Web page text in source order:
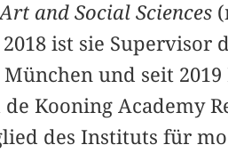
and Social Sciences
ist sie Supervisor
und seit
Kooning Academy
des Instituts für